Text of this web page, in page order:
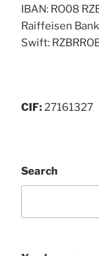
IBAN: RO08
Raiffeisen
Swift:
CIF:27161327
Search